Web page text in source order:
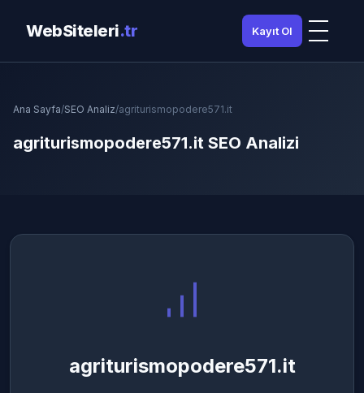
WebSiteleri.tr Kayıt Ol
Ana Sayfa/SEO Analiz/agriturismopodere571.it
agriturismopodere571.it SEO Analizi
agriturismopodere571.it